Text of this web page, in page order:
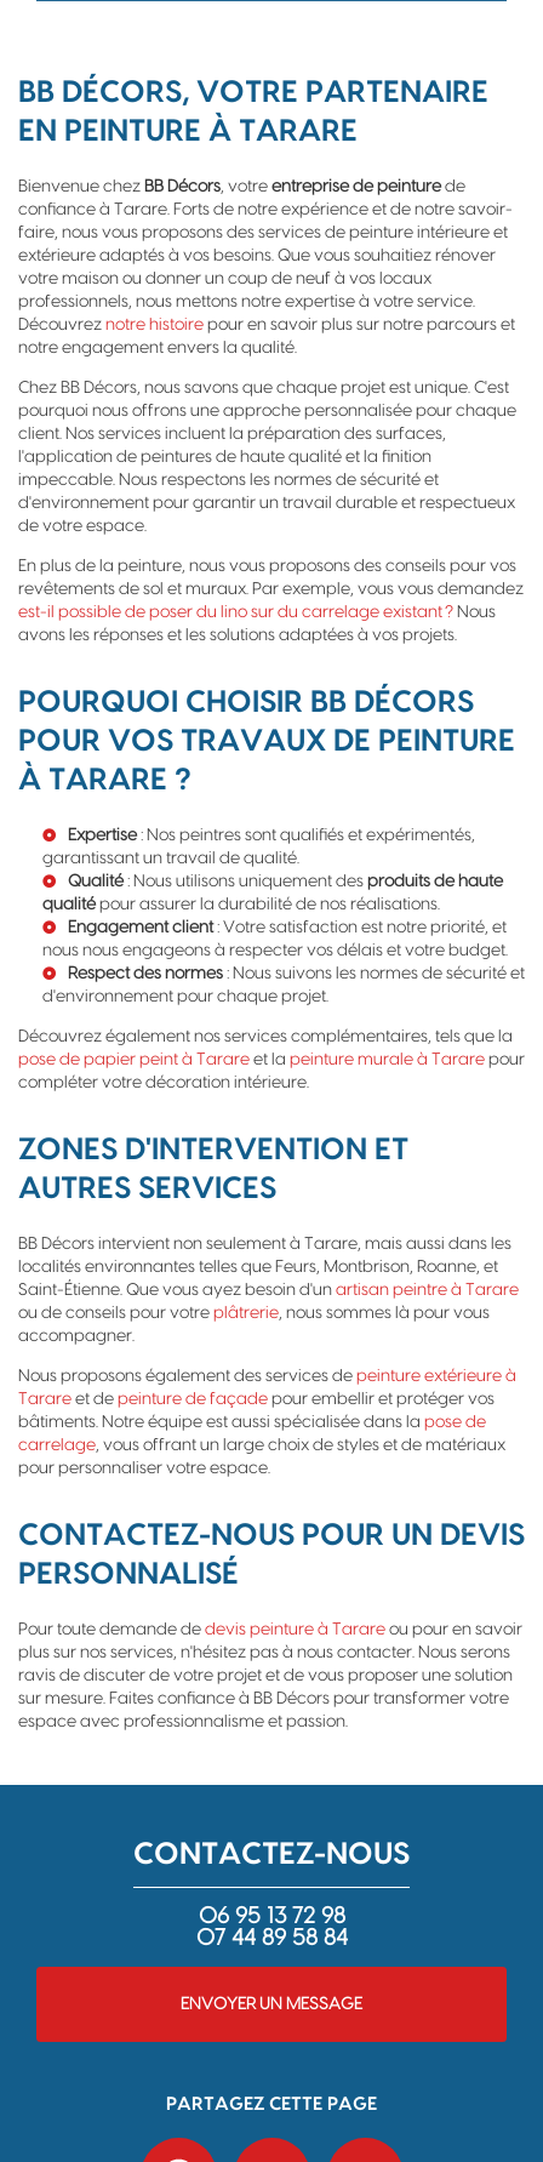
BB DÉCORS, VOTRE PARTENAIRE
EN PEINTURE À TARARE
Bienvenue chez BB Décors, votre entreprise de peinturede
confiance à Tarare. Forts de notre expérience et de notre savoir-
faire, nous vous proposons des services de peinture intérieure et
extérieure adaptés à vos besoins. Que vous souhaitiez rénover
votre maison ou donner un coup de neuf à vos locaux
professionnels, nous mettons notre expertise à votre service.
Découvrez notre histoire pour en savoir plus sur notre parcours et
notre engagement envers la qualité.
Chez BB Décors, nous savons que chaque projet est unique. C'est
pourquoi nous offrons une approche personnalisée pour chaque
client. Nos services incluent la préparation des surfaces,
l'application de peintures de haute qualité et la finition
impeccable. Nous respectons les normes de sécurité et
d'environnement pour garantir un travail durable et respectueux
de votre espace.
En plus de la peinture, nous vous proposons des conseils pour vos
revêtements de sol et muraux. Par exemple, vous vous demandez
est-il possible de poser du lino sur du carrelage existant ? Nous
avons les réponses et les solutions adaptées à vos projets.
POURQUOI CHOISIR BB DÉCORS
POUR VOS TRAVAUX DE PEINTURE
À TARARE ?
Expertise: Nos peintres sont qualifiés et expérimentés,
garantissant un travail de qualité.
Qualité: Nous utilisons uniquement des produits de haute
qualitépour assurer la durabilité de nos réalisations.
Engagement client: Votre satisfaction est notre priorité, et
nous nous engageons à respecter vos délais et votre budget.
Respect des normes : Nous suivons les normes de sécurité et
d'environnement pour chaque projet.
Découvrez également nos services complémentaires, tels que la
pose de papier peint à Tarare et la peinture murale à Tarare pour
compléter votre décoration intérieure.
ZONES D'INTERVENTION ET
AUTRES SERVICES
BB Décors intervient non seulement à Tarare, mais aussi dans les
localités environnantes telles que Feurs, Montbrison, Roanne, et
Saint-Étienne. Que vous ayez besoin d'un artisan peintre à Tarare
ou de conseils pour votre plâtrerie, nous sommes là pour vous
accompagner.
Nous proposons également des services de peinture extérieure à
Tarare et de peinture de façade pour embellir et protéger vos
bâtiments. Notre équipe est aussi spécialisée dans la pose de
carrelage, vous offrant un large choix de styles et de matériaux
pour personnaliser votre espace.
CONTACTEZ-NOUS POUR UN DEVIS
PERSONNALISÉ
Pour toute demande de devis peinture à Tarare ou pour en savoir
plus sur nos services, n'hésitez pas à nous contacter. Nous serons
ravis de discuter de votre projet et de vous proposer une solution
sur mesure. Faites confiance à BB Décors pour transformer votre
espace avec professionnalisme et passion.
CONTACTEZ-NOUS
06 95 13 72 98
07 44 89 58 84
ENVOYER UN MESSAGE
PARTAGEZ CETTE PAGE
Facebook